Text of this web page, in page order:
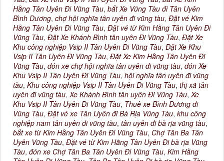
Hằng Tân Uyên Đi Vũng Tàu, bắt Xe Vũng Tàu đi Tân Uyên
Bình Dương, chợ hội nghĩa tân uyên đi vũng tàu, Đặt vé Kim
Hằng Tân Uyên Đi Vũng Tàu, Đặt vé từ Kim Hằng Tân Uyên Đi
Vũng Tàu, Đặt Xe Khánh Bình tân uyên Đi Vũng Tàu, Đặt Xe
Khu công nghiệp Vsip II Tân Uyên Đi Vũng Tàu, Đặt Xe Khu
Vsip II Tân Uyên Đi Vũng Tàu, Đặt Xe Kim Hằng Tân Uyên Đi
Vũng Tàu, đón xe chợ hội nghĩa tân uyên đi vũng tàu, đón Xe
Khu Vsip II Tân Uyên Đi Vũng Tàu, hội nghĩa tân uyên đi vũng
tàu, Khu công nghiệp Vsip II Tân Uyên Đi Vũng Tàu, thị xã tân
uyên đi vũng tàu,Xe Khánh Bình tân uyên Đi Vũng Tàu,Xe
Khu Vsip II Tân Uyên Đi Vũng Tàu, Thuê xe Bình Dương đi
Vũng Tàu, Đặt vé xe Tân Uyên đi Bà Rịa Vũng Tàu, khu công
nghiệp nam tân uyên di vũng tàu, tân uyên đi bà rịa vũng tàu,
bắt xe từ Kim Hằng Tân Uyên Đi Vũng Tàu, Chợ Tân Ba Tân
Uyên Vũng Tàu, Đặt vé từ Kim Hằng Tân Uyên Đi bà rịa Vũng
Tàu, đón xe Chợ Tân Ba Tân Uyên Đi Vũng Tàu, Kim Hằng